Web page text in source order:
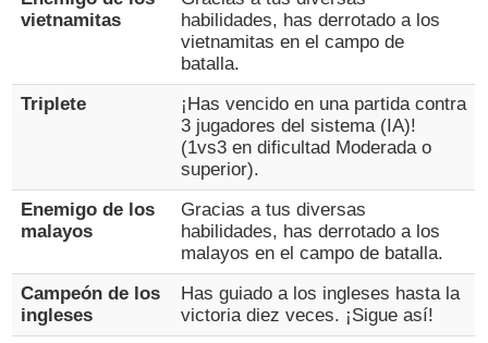
vietnamitas
habilidades, has derrotado a los
vietnamitas en el campo de
batalla.
Triplete
¡Has vencido en una partida contra
3 jugadores del sistema (IA)!
(1vs3 en dificultad Moderada o
superior).
Enemigo de los
malayos
Gracias a tus diversas
habilidades, has derrotado a los
malayos en el campo de batalla.
Campeón de los
ingleses
Has guiado a los ingleses hasta la
victoria diez veces. ¡Sigue así!